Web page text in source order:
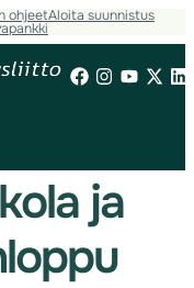
ohjeetAloita suunnistus
ja